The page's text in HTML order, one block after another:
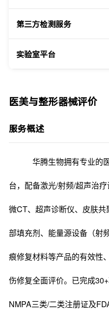
第三方检测服务
实验室平台
医美与整形器械评价
服务概述
华腾生物拥有专业的
台，配备激光/射频/超声治
微CT、超声诊断仪、皮肤
部填充剂、能量源设备（射
痕修复材料等产品的有效性
伤修复全面评价。已完成
NMPA三类/二类注册证及